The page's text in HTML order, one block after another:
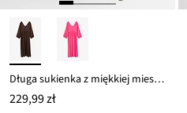
Długa sukienka z miękkiej mieszanki wiskozy
229,99 zł